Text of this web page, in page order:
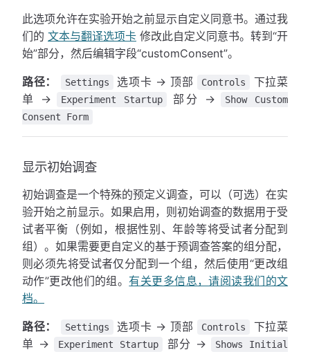
此选项允许在实验开始之前显示自定义同意书。通过我
们的 文本与翻译选项卡 修改此自定义同意书。转到“开
始”部分，然后编辑字段“customConsent”。
路径： Settings 选项卡 → 顶部 Controls
下拉菜
单 →
Experiment Startup 部分 →
Show Custom
Consent Form
显示初始调查
初始调查是一个特殊的预定义调查，可以（可选）在实
验开始之前显示。如果启用，则初始调查的数据用于受
试者平衡（例如，根据性别、年龄等将受试者分配到
组）。如果需要更自定义的基于预调查答案的组分配，
则必须先将受试者仅分配到一个组，然后使用“更改组
动作”更改他们的组。有关更多信息，请阅读我们的文
档。
路径： Settings 选项卡 → 顶部 Controls
下拉菜
单 →
Experiment Startup 部分 →
Shows Initial